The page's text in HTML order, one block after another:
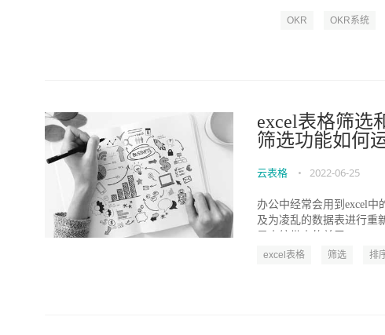
OKR OKR系统
excel表格筛选
筛选功能如何
云表格 • 2022-06-25
办公中经常会用到excel
及为凌乱的数据表进行重
excel表格 筛选 排